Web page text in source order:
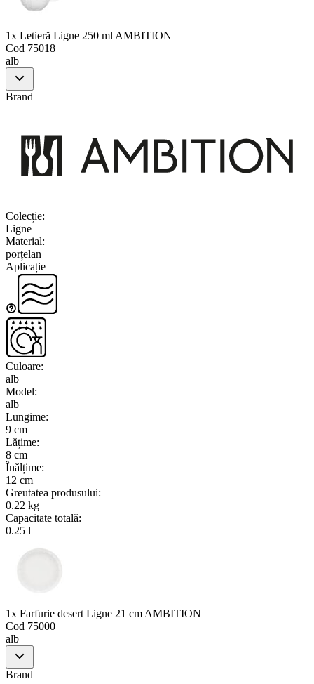
1x Letieră Ligne 250 ml AMBITION
Cod 75018
alb
Brand
Colecție:
Ligne
Material:
porțelan
Aplicație
Culoare:
alb
Model:
alb
Lungime:
9 cm
Lățime:
8 cm
Înălțime:
12 cm
Greutatea produsului:
0.22 kg
Capacitate totală:
0.25 l
1x Farfurie desert Ligne 21 cm AMBITION
Cod 75000
alb
Brand